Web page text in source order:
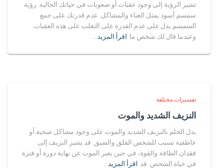
تشير الرؤية إلى وجود عقبات أو صعوبات في حياتك الحالية. رؤية
سمسم أسود يمثل العناء والمشاكل. عدم قدرتك على جمع
السمسم يدل على عدم القدرة على التغلب على هذه العقبات.
وعندما قال لك شخص ما اقرأ المزيد…
تفسيرات مختلفة
النزيف الشديد والموت
يدل الحلم بالنزيف الشديد والموت على وجود مشاكل صحية أو
عاطفية تسبب للشخص القلق والضيق. قد يشير النزيف إلى
فقدان الطاقة والقوة، في حين يعبر الموت عن نهاية دورة أو فترة
في حياة الشخص. قد اقرأ المزيد…